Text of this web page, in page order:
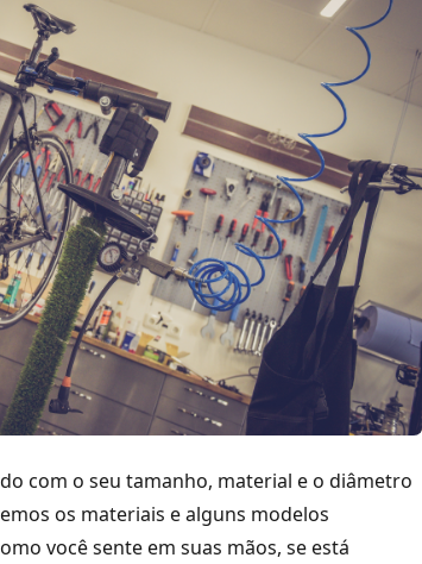
com o seu tamanho, material e o diâmetro
os materiais e alguns modelos
você sente em suas mãos, se está